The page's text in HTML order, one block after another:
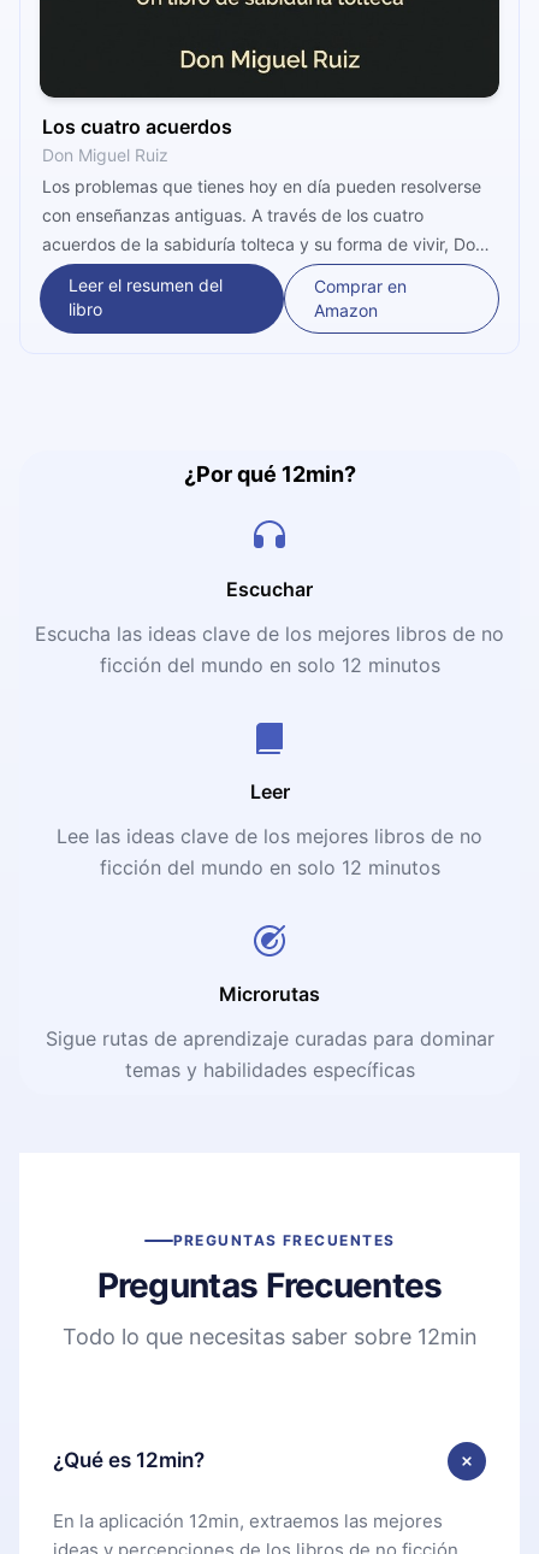
Los cuatro acuerdos
Don Miguel Ruiz
Los problemas que tienes hoy en día pueden resolverse
con enseñanzas antiguas. A través de los cuatro
acuerdos de la sabiduría tolteca y su forma de vivir, Don
Miguel Ruiz nos abre la mente para salir adelante en los
tiempos modernos. ¡Aprendamos con sus conocimientos!
Leer el resumen del
libro
Comprar en
Amazon
¿Por qué 12min?
Escuchar
Escucha las ideas clave de los mejores libros de no
ficción del mundo en solo 12 minutos
Leer
Lee las ideas clave de los mejores libros de no
ficción del mundo en solo 12 minutos
Microrutas
Sigue rutas de aprendizaje curadas para dominar
temas y habilidades específicas
PREGUNTAS FRECUENTES
Preguntas Frecuentes
Todo lo que necesitas saber sobre 12min
¿Qué es 12min?
En la aplicación 12min, extraemos las mejores